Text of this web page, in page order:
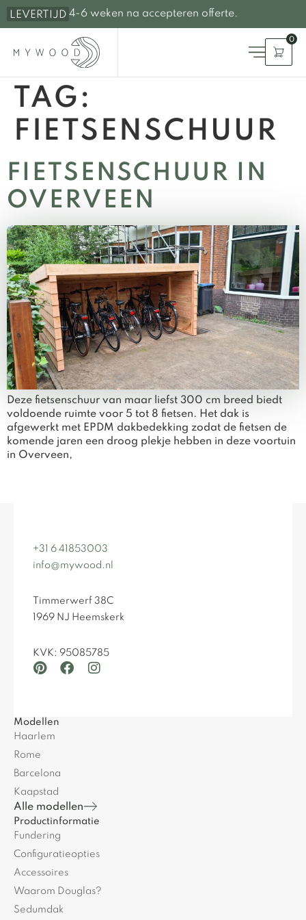
LEVERTIJD 4-6 weken na accepteren offerte.
0
TAG:
FIETSENSCHUUR
FIETSENSCHUUR IN
OVERVEEN
Deze fietsenschuur van maar liefst 300 cm breed biedt
voldoende ruimte voor 5 tot 8 fietsen. Het dak is
afgewerkt met EPDM dakbedekking zodat de fietsen de
komende jaren een droog plekje hebben in deze voortuin
in Overveen,
+31 6 41853003
info@mywood.nl
Timmerwerf 38C
1969 NJ Heemskerk
KVK: 95085785
Modellen
Haarlem
Rome
Barcelona
Kaapstad
Alle modellen
Productinformatie
Fundering
Configuratieopties
Accessoires
Waarom Douglas?
Sedumdak